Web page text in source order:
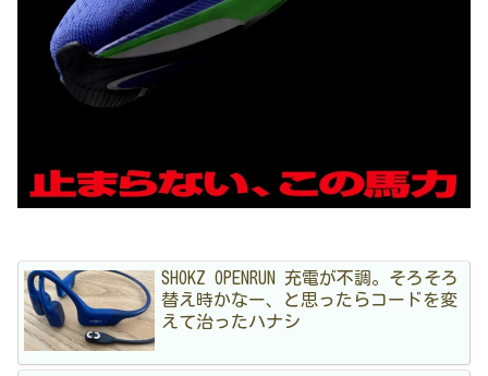
SHOKZ OPENRUN 充電が不調。そろそろ
替え時かなー、と思ったらコードを変
えて治ったハナシ